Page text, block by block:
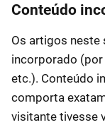
Conteúdo
Os artigos neste
incorporado (por
etc.). Conteúdo
comporta
visitante tivesse